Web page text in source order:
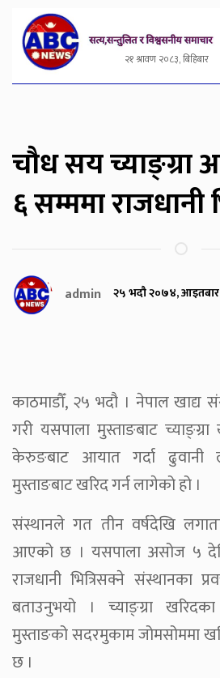
२१ श्रावण २०८३, बिहिबार
चौध सय च्याङ्ग्रा
६ सम्ममा राजधानी
admin २५ भदौ २०७४,
काठमाडौँ, २५ भदौ । नेपाल खाद्य
गरी यसपाला मुस्ताङबाट
केरुङबाट आयात गर्दा
मुस्ताङबाट खरिद गर्न लागेको हो ।
संस्थानले गत तीन वर्षदेखि
आएको छ । यसपाला असोज ५
राजधानी भित्रिसक्ने संस्थानका
बताउनुभयो । च्याङ्ग्रा
मुस्ताङको सदरमुकाम जोमसोममा
छ ।